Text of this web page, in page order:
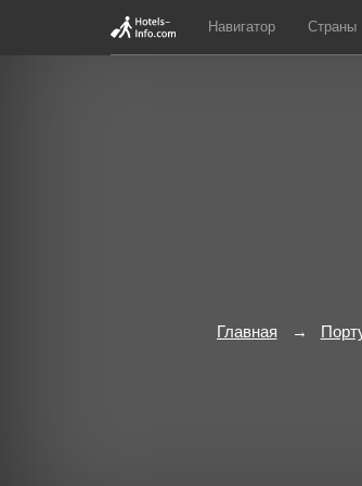
Навигатор Страны
Главная